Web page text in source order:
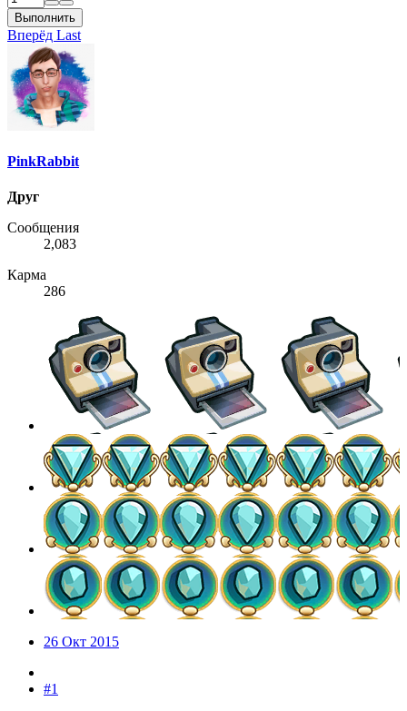
Выполнить
Вперёд Last
PinkRabbit
Друг
Сообщения
2,083
Карма
286
26 Окт 2015
#1